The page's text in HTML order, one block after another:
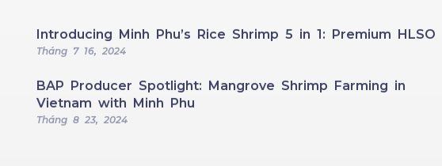
Introducing Minh Phu’s Rice Shrimp 5 in 1: Premium HLSO
Tháng 7 16, 2024
BAP Producer Spotlight: Mangrove Shrimp Farming in
Vietnam with Minh Phu
Tháng 8 23, 2024